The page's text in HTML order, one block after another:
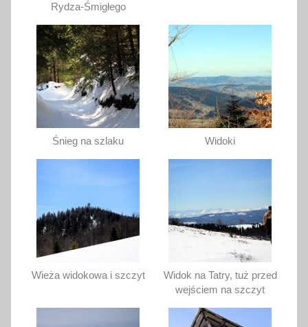
Rydza-Śmigłego
Śnieg na szlaku Widoki
Wieża widokowa i szczyt
Widok na Tatry, tuż przed
wejściem na szczyt